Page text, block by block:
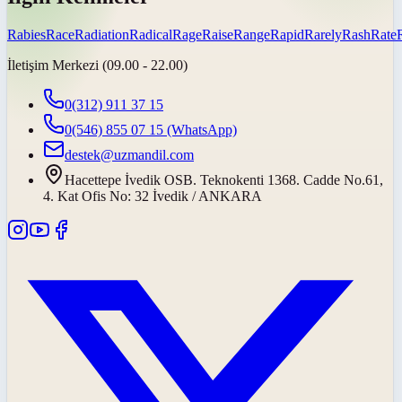
RabiesRaceRadiationRadicalRageRaiseRangeRapidRarelyRashRate
İletişim Merkezi (09.00 - 22.00)
0(312) 911 37 15
0(546) 855 07 15 (WhatsApp)
destek@uzmandil.com
Hacettepe İvedik OSB. Teknokenti 1368. Cadde No.61,
4. Kat Ofis No: 32 İvedik / ANKARA